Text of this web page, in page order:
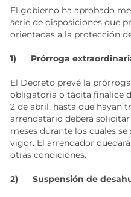
El gobierno ha aprobado
serie de disposiciones que
orientadas a la protección
1) Prórroga
El Decreto prevé la
obligatoria o tácita finalice
2 de abril, hasta que hayan
arrendatario deberá
meses durante los cuales
vigor. El arrendador
otras condiciones.
2) Suspensión de